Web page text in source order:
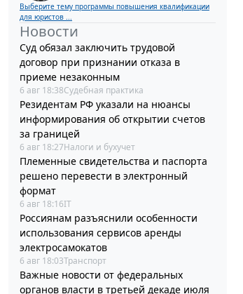
Выберите тему программы повышения квалификации
для юристов ...
Новости
Суд обязал заключить трудовой
договор при признании отказа в
приеме незаконным
6 авг 18:38Судебная практика
Резидентам РФ указали на нюансы
информирования об открытии счетов
за границей
6 авг 18:27Налоги и бухучет
Племенные свидетельства и паспорта
решено перевести в электронный
формат
6 авг 18:16IT
Россиянам разъяснили особенности
использования сервисов аренды
электросамокатов
6 авг 18:03Транспорт
Важные новости от федеральных
органов власти в третьей декаде июля